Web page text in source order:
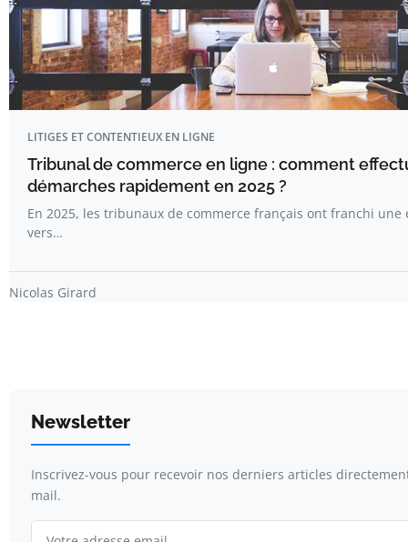
LITIGES ET CONTENTIEUX EN LIGNE
Tribunal de commerce en ligne : comment
démarches rapidement en 2025 ?
En 2025, les tribunaux de commerce français ont franchi une
vers…
Nicolas Girard
Newsletter
Inscrivez-vous pour recevoir nos derniers articles
mail.